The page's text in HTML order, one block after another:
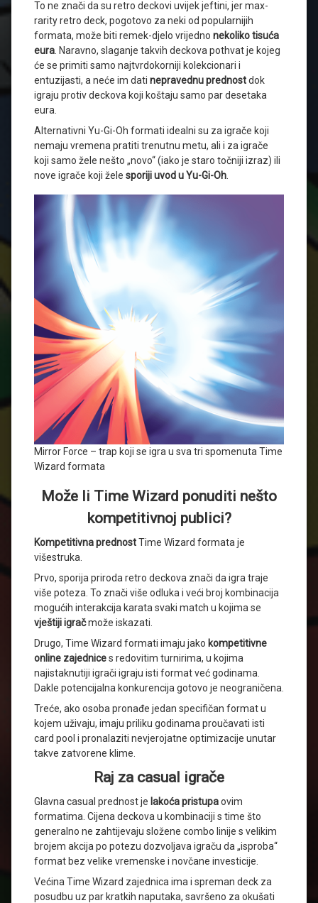
To ne znači da su retro deckovi uvijek jeftini, jer max-
rarity retro deck, pogotovo za neki od popularnijih
formata, može biti remek-djelo vrijedno nekoliko tisuća
eura . Naravno, slaganje takvih deckova pothvat je kojeg
će se primiti samo najtvrdokorniji kolekcionari i
entuzijasti, a neće im dati nepravednu prednostdok
igraju protiv deckova koji koštaju samo par desetaka
eura.
Alternativni Yu-Gi-Oh formati idealni su za igrače koji
nemaju vremena pratiti trenutnu metu, ali i za igrače
koji samo žele nešto „novo“ (iako je staro točniji izraz) ili
nove igrače koji žele sporiji uvod u Yu-Gi-Oh
Mirror Force – trap koji se igra u sva tri spomenuta Time
Wizard formata
Može li Time Wizard ponuditi nešto
kompetitivnoj publici?
Kompetitivna prednostTime Wizard formata je
višestruka.
Prvo, sporija priroda retro deckova znači da igra traje
više poteza. To znači više odluka i veći broj kombinacija
mogućih interakcija karata svaki match u kojima se
vještiji igračmože iskazati.
Drugo, Time Wizard formati imaju jako kompetitivne
online zajednices redovitim turnirima, u kojima
najistaknutiji igrači igraju isti format već godinama.
Dakle potencijalna konkurencija gotovo je neograničena.
Treće, ako osoba pronađe jedan specifičan format u
kojem uživaju, imaju priliku godinama proučavati isti
card pool i pronalaziti nevjerojatne optimizacije unutar
takve zatvorene klime.
Raj za casual igrače
Glavna casual prednost je lakoća pristupaovim
formatima. Cijena deckova u kombinaciji s time što
generalno ne zahtijevaju složene combo linije s velikim
brojem akcija po potezu dozvoljava igraču da „isproba“
format bez velike vremenske i novčane investicije.
Većina Time Wizard zajednica ima i spreman deck za
posudbu uz par kratkih naputaka, savršeno za okušati